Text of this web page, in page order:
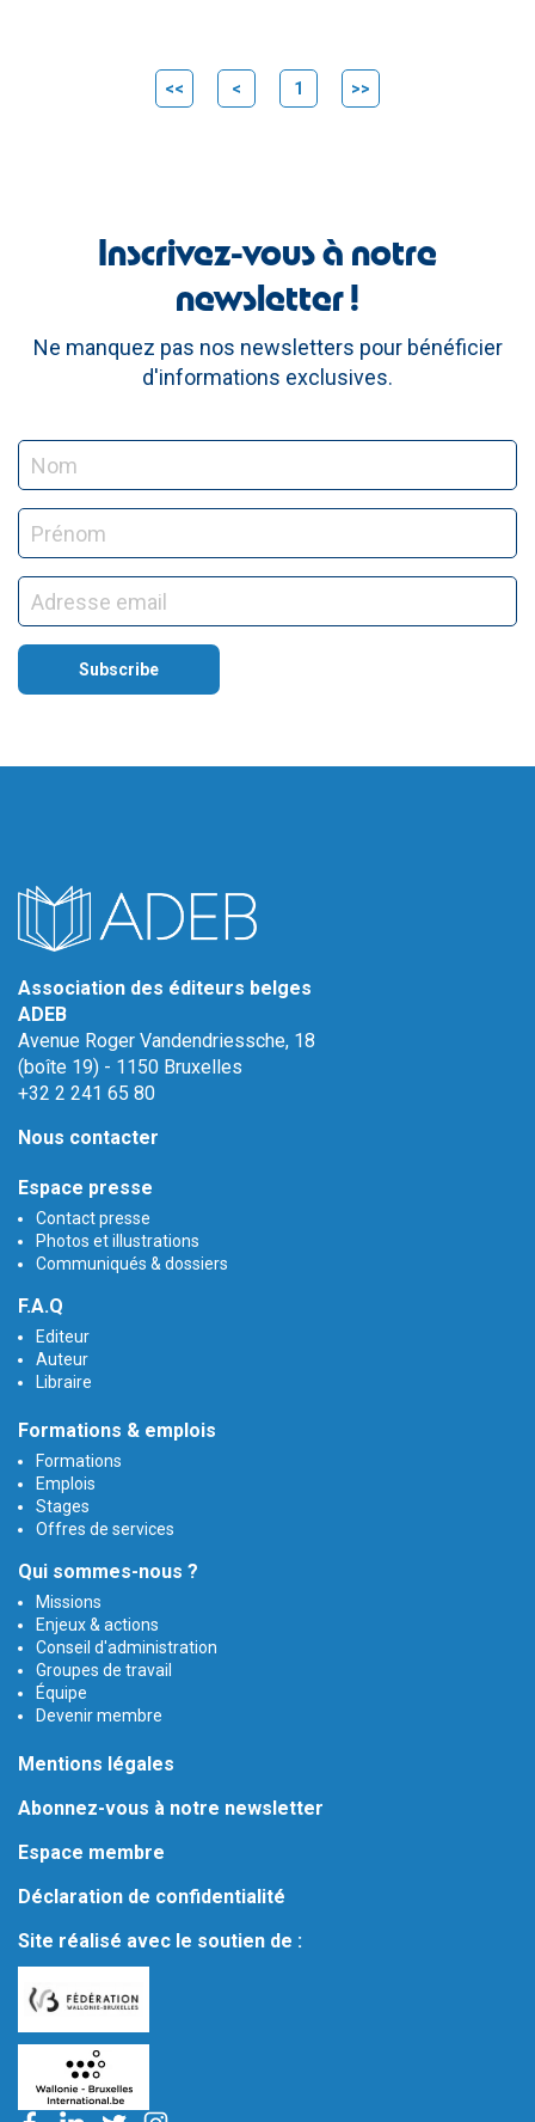
<< < 1 >>
Inscrivez-vous à notre
newsletter !
Ne manquez pas nos newsletters pour bénéficier
d'informations exclusives.
Association des éditeurs belges
ADEB
Avenue Roger Vandendriessche, 18
(boîte 19) - 1150 Bruxelles
+32 2 241 65 80
Nous contacter
Espace presse
Contact presse
Photos et illustrations
Communiqués & dossiers
F.A.Q
Editeur
Auteur
Libraire
Formations & emplois
Formations
Emplois
Stages
Offres de services
Qui sommes-nous ?
Missions
Enjeux & actions
Conseil d'administration
Groupes de travail
Équipe
Devenir membre
Mentions légales
Abonnez-vous à notre newsletter
Espace membre
Déclaration de confidentialité
Site réalisé avec le soutien de :